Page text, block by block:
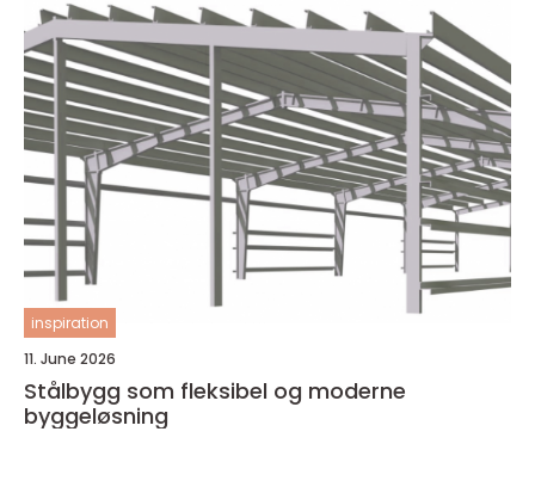
inspiration
11. June 2026
Stålbygg som fleksibel og moderne
byggeløsning